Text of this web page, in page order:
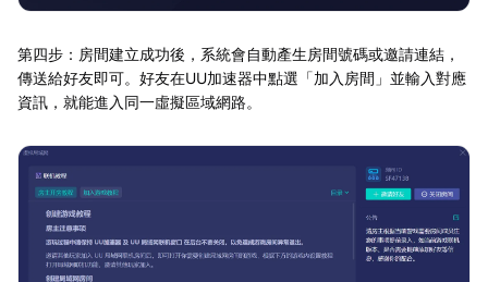
第四步：房間建立成功後，系統會自動產生房間號碼或邀請連結，
傳送給好友即可。好友在UU加速器中點選「加入房間」並輸入對應
資訊，就能進入同一虛擬區域網路。